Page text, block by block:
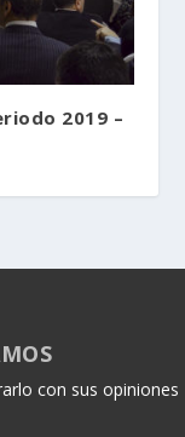
2019 –
con sus opiniones